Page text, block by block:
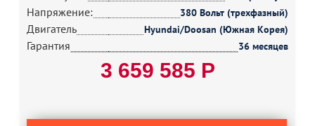
Напряжение: 380 Вольт (трехфазный)
Двигатель Hyundai/Doosan (Южная Корея)
Гарантия 36 месяцев
3 659 585 Р